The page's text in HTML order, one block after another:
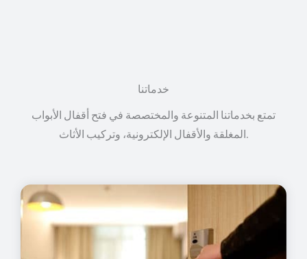
خدماتنا
تمتع بخدماتنا المتنوعة والمختصصة في فتح أقفال الأبواب